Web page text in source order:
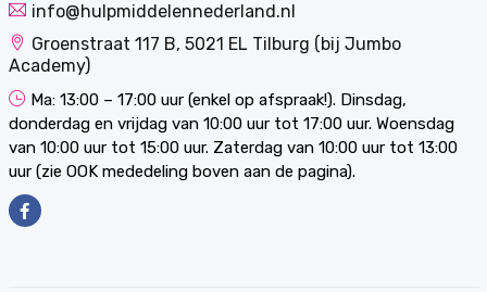
info@hulpmiddelennederland.nl
Groenstraat 117 B, 5021 EL Tilburg (bij Jumbo
Academy)
Ma: 13:00 – 17:00 uur (enkel op afspraak!). Dinsdag,
donderdag en vrijdag van 10:00 uur tot 17:00 uur. Woensdag
van 10:00 uur tot 15:00 uur. Zaterdag van 10:00 uur tot 13:00
uur (zie OOK mededeling boven aan de pagina).